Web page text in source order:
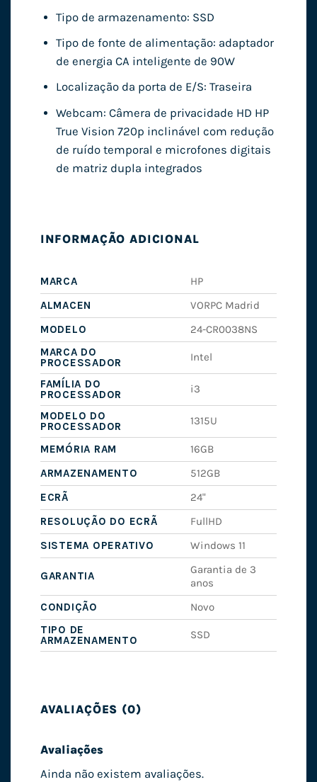
Tipo de armazenamento: SSD
Tipo de fonte de alimentação: adaptador
de energia CA inteligente de 90W
Localização da porta de E/S: Traseira
Webcam: Câmera de privacidade HD HP
True Vision 720p inclinável com redução
de ruído temporal e microfones digitais
de matriz dupla integrados
INFORMAÇÃO ADICIONAL
MARCA
HP
ALMACEN
VORPC Madrid
MODELO
24-CR0038NS
MARCA DO
PROCESSADOR
Intel
FAMÍLIA DO
PROCESSADOR
i3
MODELO DO
PROCESSADOR
1315U
MEMÓRIA RAM
16GB
ARMAZENAMENTO
512GB
ECRÃ
24"
RESOLUÇÃO DO ECRÃ
FullHD
SISTEMA OPERATIVO
Windows 11
GARANTIA
Garantia de 3
anos
CONDIÇÃO
Novo
TIPO DE
ARMAZENAMENTO
SSD
AVALIAÇÕES (0)
Avaliações
Ainda não existem avaliações.